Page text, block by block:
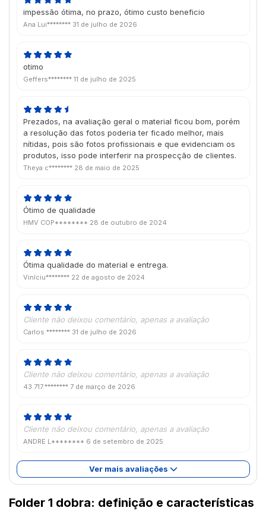
impessão ótima, no prazo, ótimo custo beneficio
Ana Lui******** 31 de julho de 2026
otimo
Geffers******** 11 de julho de 2025
Prezados, na avaliação geral o material ficou bom, porém
a resolução das fotos poderia ter ficado melhor, mais
nítidas, pois são fotos profissionais e que evidenciam os
produtos, isso pode interferir na prospecção de clientes.
Theya c******** 28 de maio de 2025
Ótimo de qualidade
HMV COP******** 28 de outubro de 2024
Ótima qualidade do material e entrega.
Viníciu******** 22 de agosto de 2024
Cliente não deixou comentário, apenas a avaliação
Carlos ******** 31 de julho de 2026
Cliente não deixou comentário, apenas a avaliação
43.717.******** 7 de março de 2026
Cliente não deixou comentário, apenas a avaliação
ANDRE L******** 6 de setembro de 2025
Ver mais avaliações
Folder 1 dobra: definição e características